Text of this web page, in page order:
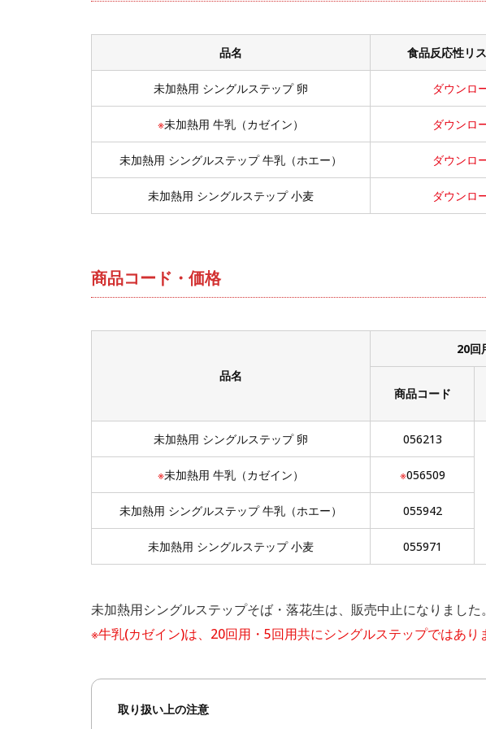
品名 食品反応性リス
未加熱用 シングルステップ 卵 ダウンロ
※未加熱用 牛乳（カゼイン） ダウンロ
未加熱用 シングルステップ 牛乳（ホエー） ダウンロ
未加熱用 シングルステップ 小麦 ダウンロ
商品コード・価格
品名
20回
商品コード
未加熱用 シングルステップ 卵 056213
※未加熱用 牛乳（カゼイン） ※056509
未加熱用 シングルステップ 牛乳（ホエー） 055942
未加熱用 シングルステップ 小麦 055971
未加熱用シングルステップそば・落花生は、販売中止になりました。
※牛乳(カゼイン)は、20回用・5回用共にシングルステップではあり
取り扱い上の注意